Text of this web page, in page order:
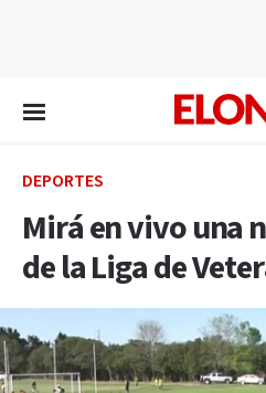
DEPORTES
Mirá en vivo una
de la Liga de